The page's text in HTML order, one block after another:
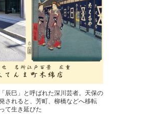
辰巳」と呼ばれた深川芸者。天保の
されると、芳町、柳橋などへ移転
て生き延びた